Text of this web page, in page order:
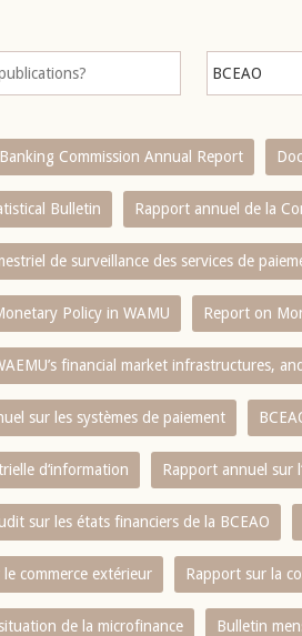
Banking Commission Annual Report
Bulletin Rapport annuel de la
de surveillance des services de
Policy in WAMU Report on
financial market infrastructures,
sur les systèmes de paiement
d‘information Rapport annuel sur
sur les états financiers de la BCEAO
commerce extérieur Rapport sur la
de la microfinance Bulletin